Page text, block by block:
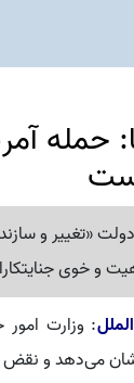
«تغییر و
و خوی
: وزارت امور
نشان می‌دهد و